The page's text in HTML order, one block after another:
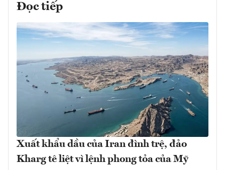
Đọc tiếp
Xuất khẩu dầu của Iran đình trệ, đảo
Kharg tê liệt vì lệnh phong tỏa của Mỹ